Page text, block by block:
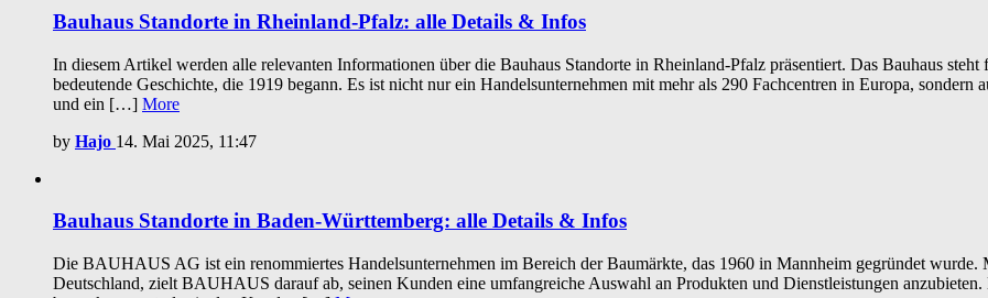
Bauhaus Standorte in Rheinland-Pfalz: alle Details & Infos
In diesem Artikel werden alle relevanten Informationen über die Bauhaus Standorte in Rheinland-Pfalz präsentiert. Das Bauhaus
bedeutende Geschichte, die 1919 begann. Es ist nicht nur ein Handelsunternehmen mit mehr als 290 Fachcentren in Europa,
und ein […] More
by Hajo 14. Mai 2025, 11:47
Bauhaus Standorte in Baden-Württemberg: alle Details & Infos
Die BAUHAUS AG ist ein renommiertes Handelsunternehmen im Bereich der Baumärkte, das 1960 in Mannheim gegründet
Deutschland, zielt BAUHAUS darauf ab, seinen Kunden eine umfangreiche Auswahl an Produkten und Dienstleistungen